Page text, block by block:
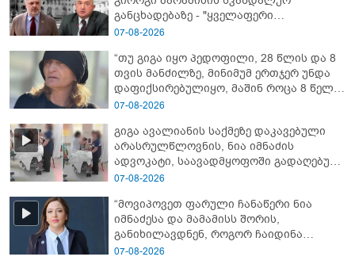
განცხადებაზე - "ყველაფერი
დეტალურად ვიცი... კამანში მოკლული
ბარამიძე კი ტყუის"
07-08-2026
“თუ გიგა იყო პედოფილი, 28 წლის და 8
თვის მანძილზე, მინიმუმ ერთჯერ უნდა
დაფიქსირებულიყო, მაშინ როცა 8 წელი
ამზადებდა მოსწავლეებს! - იპოვონ ერთი
ავიწროებდა” - ეკა კუპატაძე
07-08-2026
გიგა ავალიანის საქმეზე დაკავებული
არასრულწლოვნის, ნია იმნაძის
ადვოკატი, საავადმყოფოში გადაღებულ
კადრებს ავრცელებს
07-08-2026
“მოვიპოვეთ ფარული ჩანაწერი ნია
იმნაძესა და მამამისს შორის,
განიხილავდნენ, როგორ ჩაიდინა
გაბაშვილმა დანაშაული” - რას ამბობს
07-08-2026